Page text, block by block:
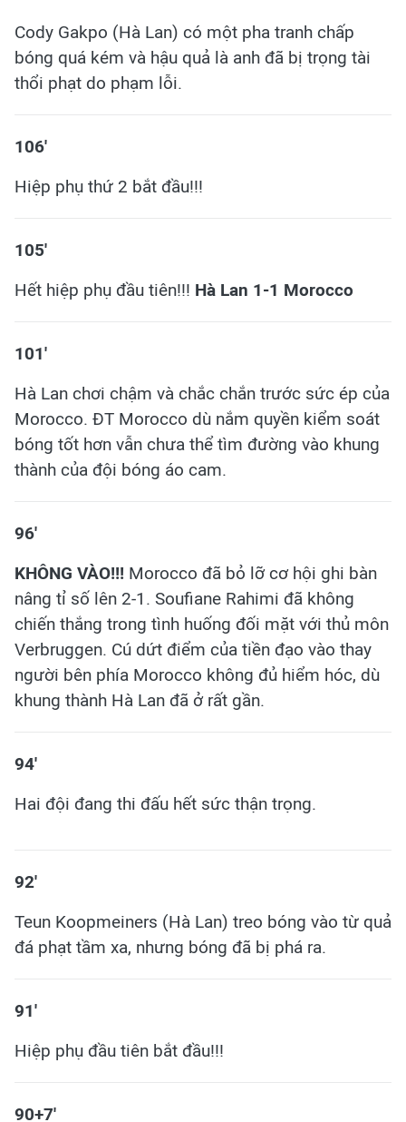
Cody Gakpo (Hà Lan) có một pha tranh chấp
bóng quá kém và hậu quả là anh đã bị trọng tài
thổi phạt do phạm lỗi.
​106'
Hiệp phụ thứ 2 bắt đầu!!!
105'
Hết hiệp phụ đầu tiên!!! Hà Lan 1-1 Morocco
101'
Hà Lan chơi chậm và chắc chắn trước sức ép của
Morocco. ĐT Morocco dù nắm quyền kiểm soát
bóng tốt hơn vẫn chưa thể tìm đường vào khung
thành của đội bóng áo cam.
96'
KHÔNG VÀO!!! Morocco đã bỏ lỡ cơ hội ghi bàn
nâng tỉ số lên 2-1. Soufiane Rahimi đã không
chiến thắng trong tình huống đối mặt với thủ môn
Verbruggen. Cú dứt điểm của tiền đạo vào thay
người bên phía Morocco không đủ hiểm hóc, dù
khung thành Hà Lan đã ở rất gần.
94'
Hai đội đang thi đấu hết sức thận trọng.
92'
Teun Koopmeiners (Hà Lan) treo bóng vào từ quả
đá phạt tầm xa, nhưng bóng đã bị phá ra.
91'
Hiệp phụ đầu tiên bắt đầu!!!
90+7'